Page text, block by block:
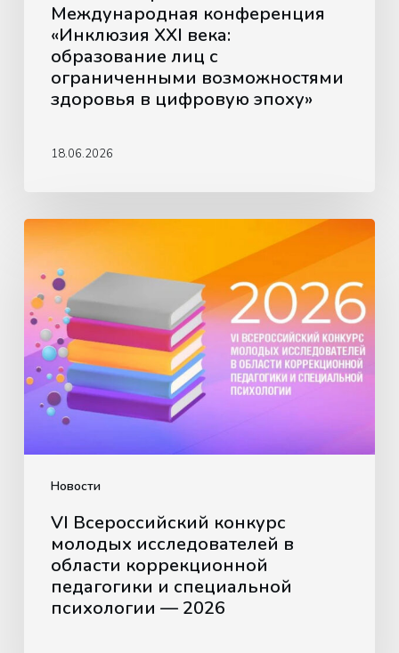
возможностями
здоровья
цифровую
Международная конференция
«Инклюзия XXI века:
образование лиц с
ограниченными возможностями
здоровья в цифровую эпоху»
18.06.2026
Новости
VI
Всероссийский
конкурс
молодых
исследователей
в
области
коррекционной
педагогики
и
специальной
2026
VI Всероссийский конкурс
молодых исследователей в
области коррекционной
педагогики и специальной
психологии — 2026